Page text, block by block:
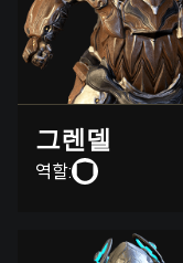
그렌델
역할: